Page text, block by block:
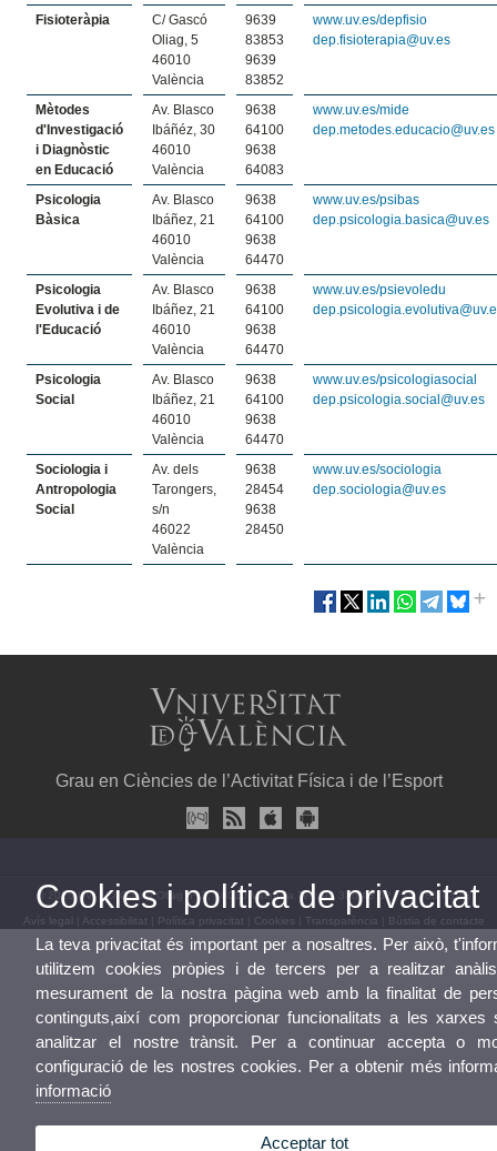
Fisioteràpia
C/ Gascó
Oliag, 5
46010
València
9639
83853
9639
83852
www.uv.es/depfisio
dep.fisioterapia@uv.es
Mètodes
d'Investigació
i Diagnòstic
en Educació
Av. Blasco
Ibáñéz, 30
46010
València
9638
64100
9638
64083
www.uv.es/mide
dep.metodes.educacio@uv.es
Psicologia
Bàsica
Av. Blasco
Ibáñez, 21
46010
València
9638
64100
9638
64470
www.uv.es/psibas
dep.psicologia.basica@uv.es
Psicologia
Evolutiva i de
l'Educació
Av. Blasco
Ibáñez, 21
46010
València
9638
64100
9638
64470
www.uv.es/psievoledu
Psicologia
Social
Av. Blasco
Ibáñez, 21
46010
València
9638
64100
9638
64470
www.uv.es/psicologiasocial
dep.psicologia.social@uv.es
Sociologia i
Antropologia
Social
Av. dels
Tarongers,
s/n
46022
València
9638
28454
9638
28450
www.uv.es/sociologia
dep.sociologia@uv.es
Grau en Ciències de l’Activitat Física i de l’Esport
© 2026 UV. - C/ Gascó Oliag nº 3, 46010 Valencia.Tel.: 96 386 43 62 / 96 386 43 43
Avís legal Accessibilitat Política privacitat Cookies Transparència Bústia de contacte
Cookies i política de privacitat
La teva privacitat és important per a nosaltres. Per això,
utilitzem cookies pròpies i de tercers per a realitzar
mesurament de la nostra pàgina web amb la finalitat de
continguts,així com proporcionar funcionalitats a les xarxes
analitzar el nostre trànsit. Per a continuar accepta o
configuració de les nostres cookies. Per a obtenir més
informació
Acceptar tot